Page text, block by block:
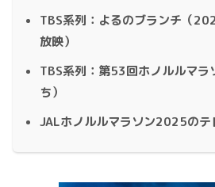
TBS系列：よるのブランチ（
放映）
TBS系列：第53回ホノルルマラ
ち）
JALホノルルマラソン2025のテ